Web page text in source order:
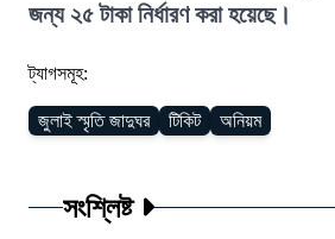
জন্য ২৫ টাকা নির্ধারণ করা হয়েছে।
ট্যাগসমূহ:
জুলাই স্মৃতি জাদুঘর টিকিট অনিয়ম
সংশ্লিষ্ট